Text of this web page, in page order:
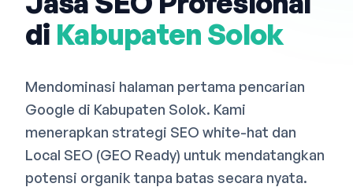
di Kabupaten Solok
Mendominasi halaman pertama pencarian
Google di Kabupaten Solok. Kami
menerapkan strategi SEO white-hat dan
Local SEO (GEO Ready) untuk mendatangkan
potensi organik tanpa batas secara nyata.